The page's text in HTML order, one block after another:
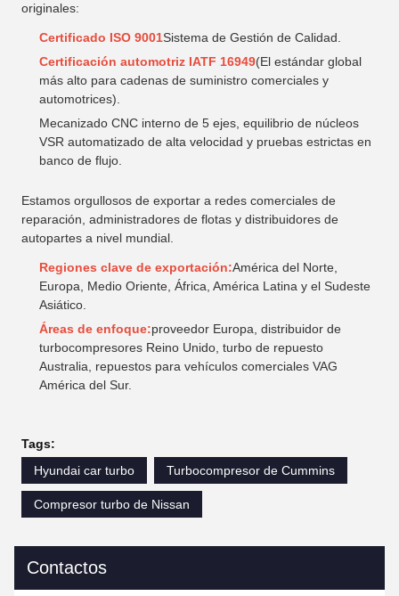
originales:
Certificado ISO 9001Sistema de Gestión de Calidad.
Certificación automotriz IATF 16949(El estándar global
más alto para cadenas de suministro comerciales y
automotrices).
Mecanizado CNC interno de 5 ejes, equilibrio de núcleos
VSR automatizado de alta velocidad y pruebas estrictas en
banco de flujo.
Estamos orgullosos de exportar a redes comerciales de
reparación, administradores de flotas y distribuidores de
autopartes a nivel mundial.
Regiones clave de exportación:América del Norte,
Europa, Medio Oriente, África, América Latina y el Sudeste
Asiático.
Áreas de enfoque:proveedor Europa, distribuidor de
turbocompresores Reino Unido, turbo de repuesto
Australia, repuestos para vehículos comerciales VAG
América del Sur.
Tags:
Hyundai car turbo
Turbocompresor de Cummins
Compresor turbo de Nissan
Contactos